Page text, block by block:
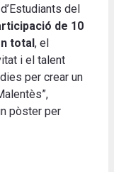
del
de 10
total , el
i el talent
per crear un
pòster per